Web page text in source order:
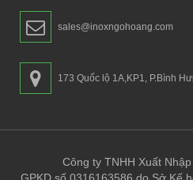
sales@inoxngohoang.com
173 Quốc lộ 1A,KP1, P.Bình
Công ty TNHH Xuất